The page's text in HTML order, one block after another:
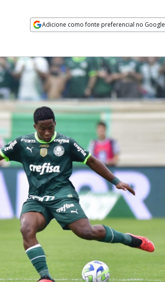
Adicione como fonte preferencial no Google